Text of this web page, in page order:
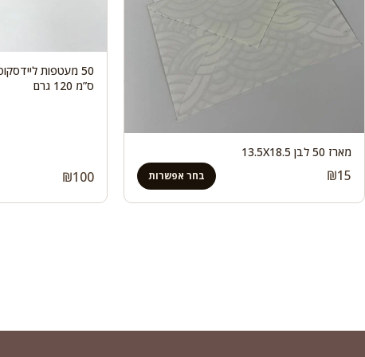
מארז 50 לבן 13.5X18.5
₪15 בחר אפשרות
ס”מ 120 גרם
₪100